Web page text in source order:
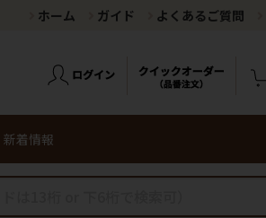
ホーム ガイド よくあるご質問
新着情報